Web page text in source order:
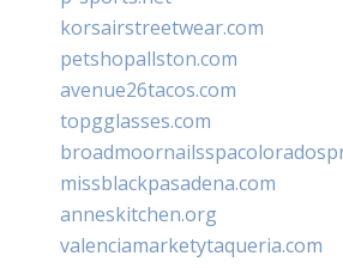
korsairstreetwear.com
petshopallston.com
avenue26tacos.com
topgglasses.com
missblackpasadena.com
anneskitchen.org
valenciamarketytaqueria.com